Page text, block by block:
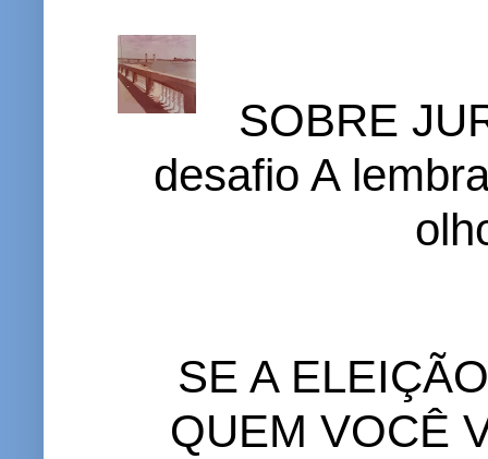
SOBRE
desafio A
SE A
QUEM VOCÊ